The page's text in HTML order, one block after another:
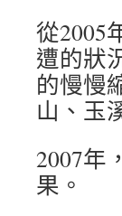
從2005
遭的狀
的慢慢
山、玉
2007年
果。